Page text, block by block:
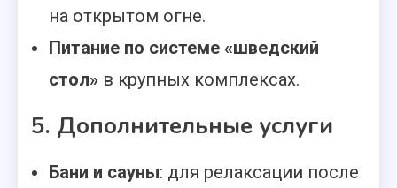
на открытом огне.
Питание по системе «шведский
стол» в крупных комплексах.
5. Дополнительные услуги
Бани и сауны: для релаксации после